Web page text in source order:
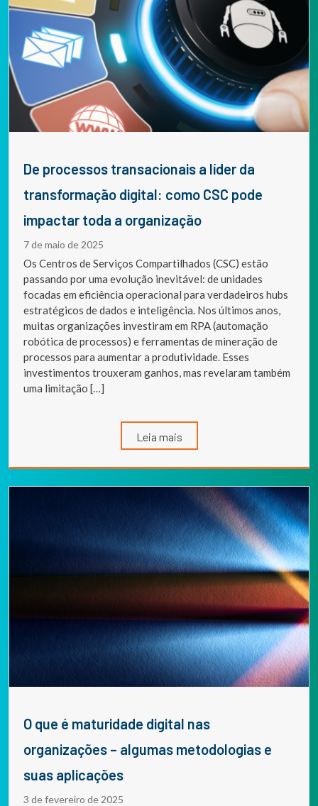
De processos transacionais a líder da
transformação digital: como CSC pode
impactar toda a organização
7 de maio de 2025
Os Centros de Serviços Compartilhados (CSC) estão
passando por uma evolução inevitável: de unidades
focadas em eficiência operacional para verdadeiros hubs
estratégicos de dados e inteligência. Nos últimos anos,
muitas organizações investiram em RPA (automação
robótica de processos) e ferramentas de mineração de
processos para aumentar a produtividade. Esses
investimentos trouxeram ganhos, mas revelaram também
uma limitação […]
Leia mais
O que é maturidade digital nas
organizações – algumas metodologias e
suas aplicações
3 de fevereiro de 2025